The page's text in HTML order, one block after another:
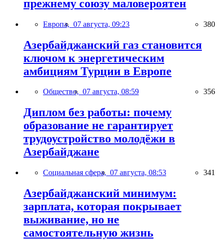
прежнему союзу маловероятен
Европа, 07 августа, 09:23 380
Азербайджанский газ становится
ключом к энергетическим
амбициям Турции в Европе
Общество, 07 августа, 08:59 356
Диплом без работы: почему
образование не гарантирует
трудоустройство молодёжи в
Азербайджане
Социальная сфера, 07 августа, 08:53 341
Азербайджанский минимум:
зарплата, которая покрывает
выживание, но не
самостоятельную жизнь